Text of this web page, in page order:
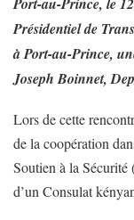
Présidentiel de
à Port-au-Prince,
Joseph Boinnet,
Lors de cette
de la coopération
Soutien à la Sécurité
d’un Consulat